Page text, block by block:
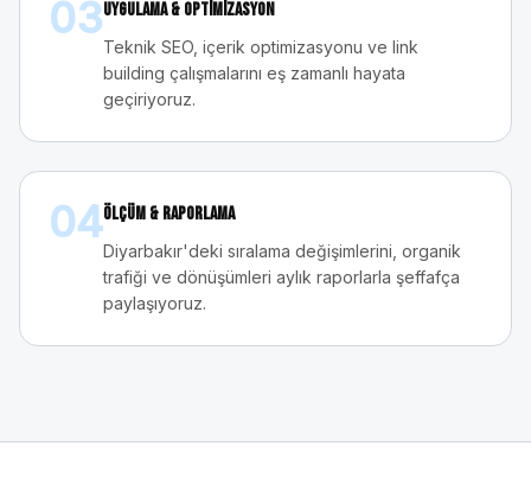
03Uygulama & Optimizasyon
Teknik SEO, içerik optimizasyonu ve link
building çalışmalarını eş zamanlı hayata
geçiriyoruz.
04Ölçüm & Raporlama
Diyarbakır'deki sıralama değişimlerini, organik
trafiği ve dönüşümleri aylık raporlarla şeffafça
paylaşıyoruz.